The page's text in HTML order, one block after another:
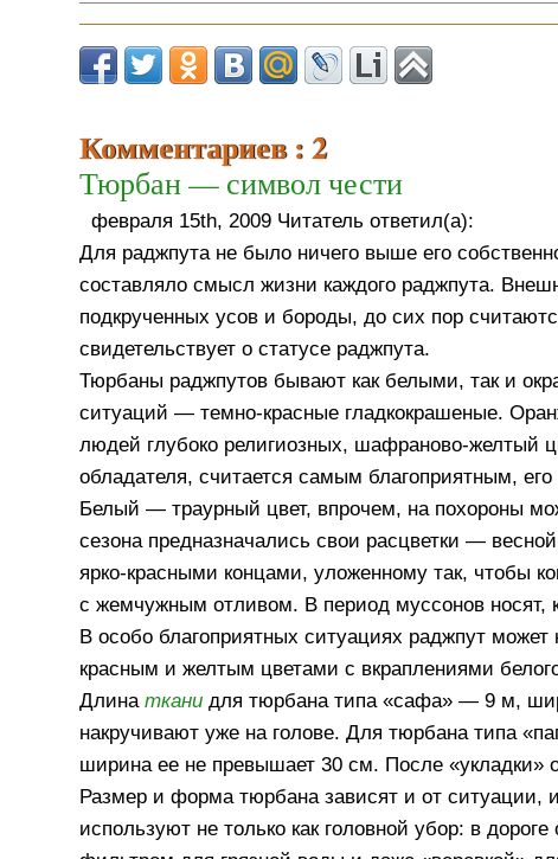
Комментариев : 2
Тюрбан — символ чести
февраля 15th, 2009 Читатель ответил(а):
Для раджпута не было ничего выше его
составляло смысл жизни каждого раджпута.
подкрученных усов и бороды, до сих пор
свидетельствует о статусе раджпута.
Тюрбаны раджпутов бывают как белыми, так и
ситуаций — темно-красные гладкокрашеные.
людей глубоко религиозных, шафраново-желтый
обладателя, считается самым благоприятным,
Белый — траурный цвет, впрочем, на похороны
сезона предназначались свои расцветки —
ярко-красными концами, уложенному так, чтобы
с жемчужным отливом. В период муссонов носят,
В особо благоприятных ситуациях раджпут
красным и желтым цветами с вкраплениями
Длинаткани для тюрбана типа «сафа» — 9 м,
накручивают уже на голове. Для тюрбана типа
ширина ее не превышает 30 см. После «укладки»
Размер и форма тюрбана зависят и от
используют не только как головной убор: в